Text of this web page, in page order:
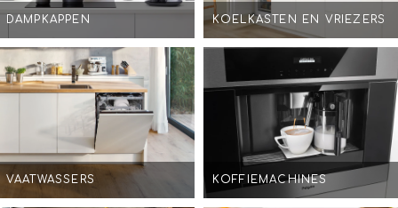
DAMPKAPPEN KOELKASTEN EN VRIEZERS
VAATWASSERS KOFFIEMACHINES